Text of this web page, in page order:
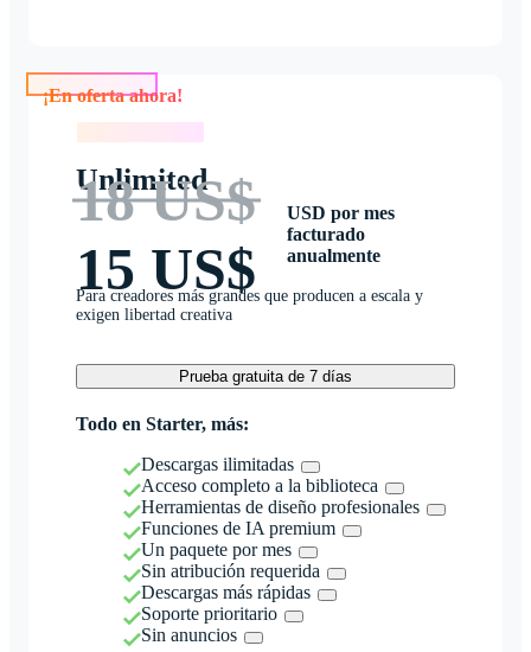
Unlimited
18 US$
15 US$
USD por mes
facturado
anualmente
Para creadores más grandes que producen a escala y
exigen libertad creativa
Prueba gratuita de 7 días
Todo en Starter, más:
Descargas ilimitadas
Acceso completo a la biblioteca
Herramientas de diseño profesionales
Funciones de IA premium
Un paquete por mes
Sin atribución requerida
Descargas más rápidas
Soporte prioritario
Sin anuncios